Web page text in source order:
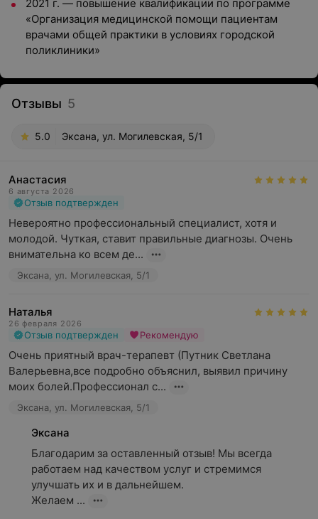
2021 г. — повышение квалификации по программе
«Организация медицинской помощи пациентам
врачами общей практики в условиях городской
поликлиники»
Отзывы 5
5.0 Эксана, ул. Могилевская, 5/1
Анастасия
6 августа 2026
Отзыв подтвержден
Невероятно профессиональный специалист, хотя и
молодой. Чуткая, ставит правильные диагнозы. Очень
внимательна ко всем де...
Эксана, ул. Могилевская, 5/1
Наталья
26 февраля 2026
Отзыв подтвержден Рекомендую
Очень приятный врач-терапевт (Путник Светлана
Валерьевна,все подробно объяснил, выявил причину
моих болей.Профессионал с...
Эксана, ул. Могилевская, 5/1
Эксана
Благодарим за оставленный отзыв! Мы всегда
работаем над качеством услуг и стремимся
улучшать их и в дальнейшем.
Желаем ...